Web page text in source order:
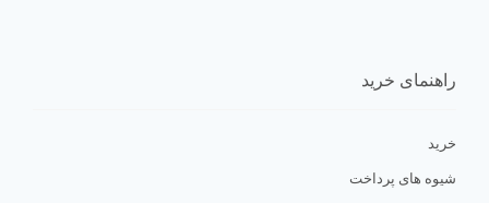
راهنمای خرید
خرید
شیوه های پرداخت